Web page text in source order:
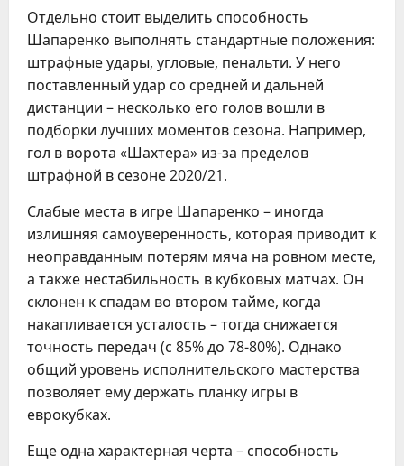
Отдельно стоит выделить способность
Шапаренко выполнять стандартные положения:
штрафные удары, угловые, пенальти. У него
поставленный удар со средней и дальней
дистанции – несколько его голов вошли в
подборки лучших моментов сезона. Например,
гол в ворота «Шахтера» из-за пределов
штрафной в сезоне 2020/21.
Слабые места в игре Шапаренко – иногда
излишняя самоуверенность, которая приводит к
неоправданным потерям мяча на ровном месте,
а также нестабильность в кубковых матчах. Он
склонен к спадам во втором тайме, когда
накапливается усталость – тогда снижается
точность передач (с 85% до 78-80%). Однако
общий уровень исполнительского мастерства
позволяет ему держать планку игры в
еврокубках.
Еще одна характерная черта – способность